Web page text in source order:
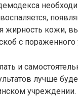
жирность кожи,
с
и
лучше
учреждении.